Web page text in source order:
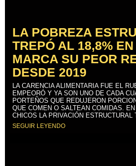
LA POBREZA
TREPÓ AL 18,8%
MARCA SU PEOR
DESDE 2019
LA CARENCIA ALIMENTARIA FUE EL
EMPEORÓ Y YA SON UNO DE CADA
PORTEÑOS QUE REDUJERON
QUE COMEN O SALTEAN COMIDAS.
CHICOS LA PRIVACIÓN ESTRUCTURAL
SEGUIR LEYENDO